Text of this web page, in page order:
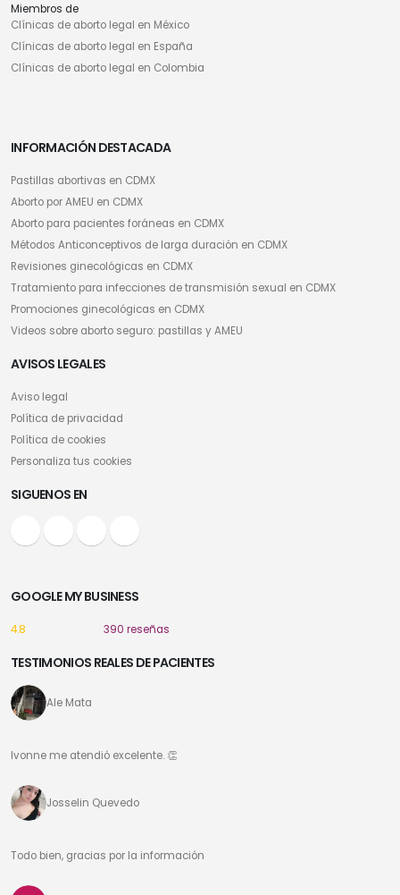
Miembros de
Clínicas de aborto legal en México
Clínicas de aborto legal en España
Clínicas de aborto legal en Colombia
INFORMACIÓN DESTACADA
Pastillas abortivas en CDMX
Aborto por AMEU en CDMX
Aborto para pacientes foráneas en CDMX
Métodos Anticonceptivos de larga duración en CDMX
Revisiones ginecológicas en CDMX
Tratamiento para infecciones de transmisión sexual en CDMX
Promociones ginecológicas en CDMX
Videos sobre aborto seguro: pastillas y AMEU
AVISOS LEGALES
Aviso legal
Política de privacidad
Política de cookies
Personaliza tus cookies
SIGUENOS EN
GOOGLE MY BUSINESS
4.8 390 reseñas
TESTIMONIOS REALES DE PACIENTES
Ale Mata
Ivonne me atendió excelente. 👏
Josselin Quevedo
Todo bien, gracias por la información